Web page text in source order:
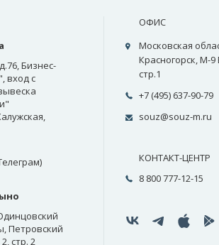
Бизнес-
вход с
Петровский
стр. 2
ОФИС
Московская
Красногорск, М-
стр.1
+7 (495) 637-90-79
souz@souz-m.ru
КОНТАКТ-ЦЕНТР
8 800 777-12-15